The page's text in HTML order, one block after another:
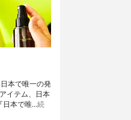
本で唯一の発
イテム、日本
日本で唯…続